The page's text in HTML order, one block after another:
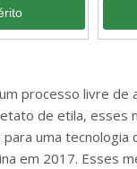
processo livre
de etila,
uma
em 2017. Esses